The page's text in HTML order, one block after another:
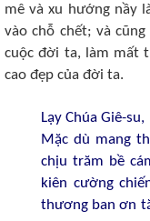
mê và xu hướng nầy
vào chỗ chết; và
cuộc đời ta, làm mất
cao đẹp của đời ta.
Lạy Chúa Giê-su,
Mặc dù mang
chịu trăm bề
kiên cường
thương ban ơn